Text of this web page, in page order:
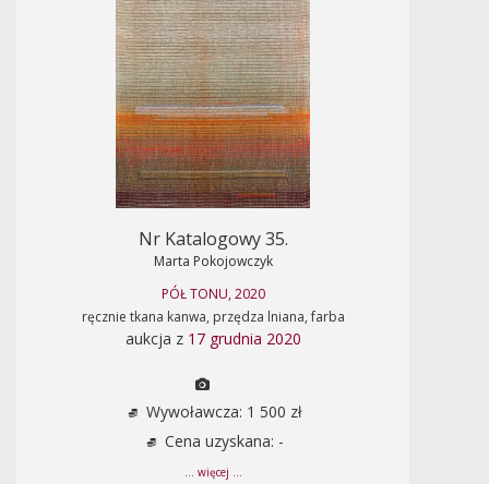
Nr Katalogowy 35.
Marta Pokojowczyk
PÓŁ TONU, 2020
ręcznie tkana kanwa, przędza lniana, farba
aukcja z 17 grudnia 2020
Wywoławcza: 1 500 zł
Cena uzyskana: -
... więcej ...